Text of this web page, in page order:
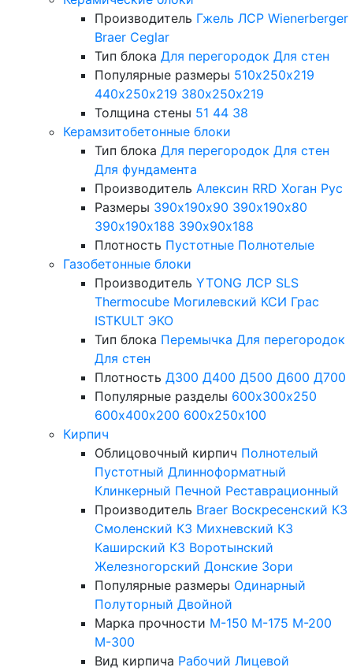
Производитель Гжель ЛСР Wienerberger
Braer Ceglar
Тип блока Для перегородок Для стен
Популярные размеры 510х250х219
440х250х219 380х250х219
Толщина стены 51 44 38
Керамзитобетонные блоки
Тип блока Для перегородок Для стен
Для фундамента
Производитель Алексин RRD Хоган Рус
Размеры 390х190х90 390х190х80
390х190х188 390х90х188
Плотность Пустотные Полнотелые
Газобетонные блоки
Производитель YTONG ЛСР SLS
Thermocube Могилевский КСИ Грас
ISTKULT ЭКО
Тип блока Перемычка Для перегородок
Для стен
Плотность Д300 Д400 Д500 Д600 Д700
Популярные разделы 600х300х250
600х400х200 600х250х100
Кирпич
Облицовочный кирпич Полнотелый
Пустотный Длинноформатный
Клинкерный Печной Реставрационный
Производитель Braer Воскресенский КЗ
Смоленский КЗ Михневский КЗ
Каширский КЗ Воротынский
Железногорский Донские Зори
Популярные размеры Одинарный
Полуторный Двойной
Марка прочности М-150 М-175 М-200
М-300
Вид кирпича Рабочий Лицевой